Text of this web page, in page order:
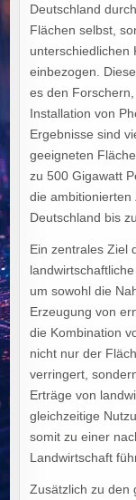
Deutschland
Flächen selbst,
unterschiedlichen
einbezogen.
es den
Installation von
Ergebnisse sind
geeigneten
zu 500 Gigawatt
die ambitionierten
Deutschland bis
Ein zentrales Ziel
um sowohl die
Erzeugung von
die Kombination
nicht nur der
verringert,
Erträge von
gleichzeitige
somit zu einer
Landwirtschaft
Zusätzlich zu den